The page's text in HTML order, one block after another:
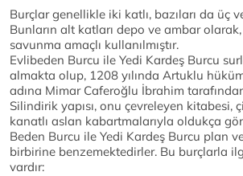
Burçlar genellikle iki katlı, bazıları da üç
Bunların alt katları depo ve ambar
savunma amaçlı kullanılmıştır.
Evlibeden Burcu ile Yedi Kardeş Burcu
almakta olup, 1208 yılında Artuklu
adına Mimar Caferoğlu İbrahim tarafından
Silindirik yapısı, onu çevreleyen kitabesi,
kanatlı aslan kabartmalarıyla oldukça
Beden Burcu ile Yedi Kardeş Burcu plan
birbirine benzemektedirler. Bu burçlarla
vardır: